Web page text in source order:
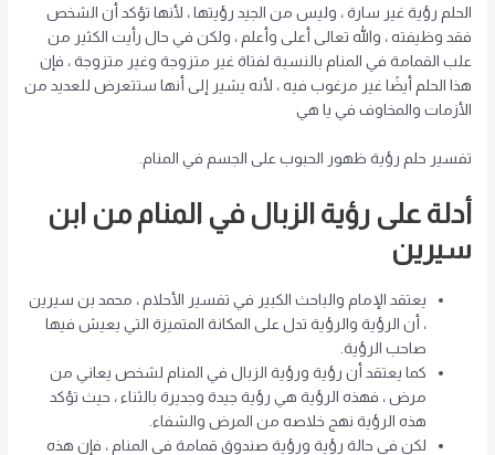
الحلم رؤية غير سارة ، وليس من الجيد رؤيتها ، لأنها تؤكد أن الشخص
فقد وظيفته ، والله تعالى أعلى وأعلم ، ولكن في حال رأيت الكثير من
علب القمامة في المنام بالنسبة لفتاة غير متزوجة وغير متزوجة ، فإن
هذا الحلم أيضًا غير مرغوب فيه ، لأنه يشير إلى أنها ستتعرض للعديد من
الأزمات والمخاوف في يا هي
تفسير حلم رؤية ظهور الحبوب على الجسم في المنام.
أدلة على رؤية الزبال في المنام من ابن
سيرين
يعتقد الإمام والباحث الكبير في تفسير الأحلام ، محمد بن سيرين
، أن الرؤية والرؤية تدل على المكانة المتميزة التي يعيش فيها
صاحب الرؤية.
كما يعتقد أن رؤية ورؤية الزبال في المنام لشخص يعاني من
مرض ، فهذه الرؤية هي رؤية جيدة وجديرة بالثناء ، حيث تؤكد
هذه الرؤية نهج خلاصه من المرض والشفاء.
لكن في حالة رؤية ورؤية صندوق قمامة في المنام ، فإن هذه